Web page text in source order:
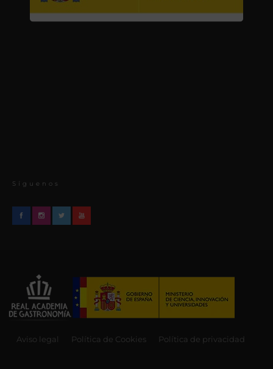
Síguenos
Aviso legal Política de Cookies Política de privacidad